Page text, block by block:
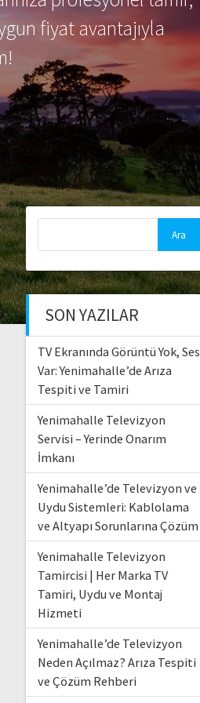
fiyat avantajıyla
SON YAZILAR
TV Ekranında Görüntü Yok, Ses
Var: Yenimahalle’de Arıza
Tespiti ve Tamiri
Yenimahalle Televizyon
Servisi – Yerinde Onarım
İmkanı
Yenimahalle’de Televizyon ve
Uydu Sistemleri: Kablolama
ve Altyapı Sorunlarına Çözüm
Yenimahalle Televizyon
Tamircisi | Her Marka TV
Tamiri, Uydu ve Montaj
Hizmeti
Yenimahalle’de Televizyon
Neden Açılmaz? Arıza Tespiti
ve Çözüm Rehberi